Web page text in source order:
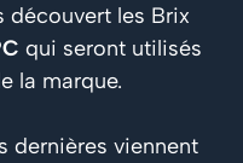
découvert les Brix
qui seront utilisés
la marque.
dernières viennent